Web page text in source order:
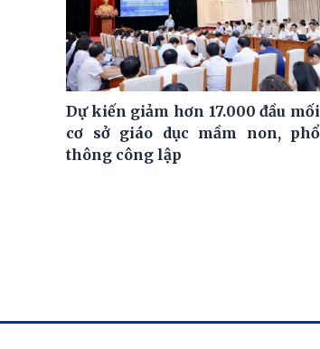
Dự kiến giảm hơn 17.000 đầu mối
cơ sở giáo dục mầm non, phổ
thông công lập